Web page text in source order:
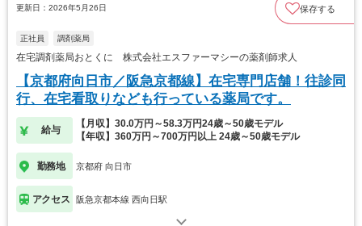
更新日：2026年5月26日 保存する
正社員 調剤薬局
在宅調剤薬局おとくに 株式会社エスファーマシーの薬剤師求人
【京都府向日市／阪急京都線】在宅専門店舗！往診同
行、在宅看取りなども行っている薬局です。
給与
【月収】30.0万円～58.3万円24歳～50歳モデル
【年収】360万円～700万円以上 24歳～50歳モデル
勤務地 京都府 向日市
アクセス 阪急京都本線 西向日駅